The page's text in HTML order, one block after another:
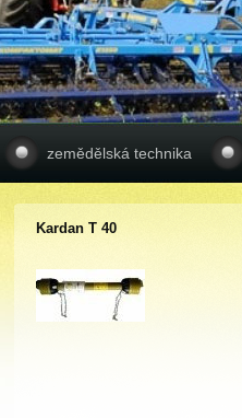
zemědělská technika
Kardan T 40